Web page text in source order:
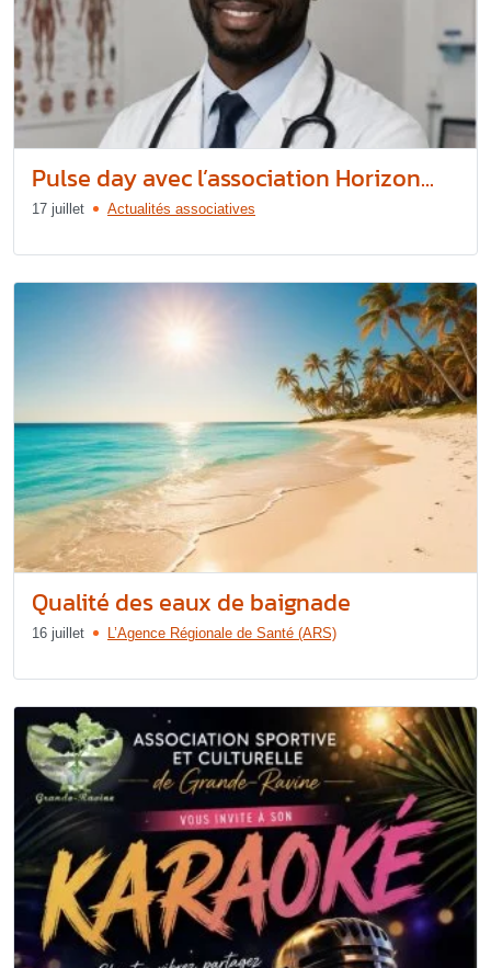
Pulse day avec l’association Horizon...
17 juillet Actualités associatives
Qualité des eaux de baignade
16 juillet L’Agence Régionale de Santé (ARS)